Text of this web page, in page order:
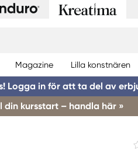
Magazine Lilla konstnären
Logga in för att ta del av
din kursstart – handla här »